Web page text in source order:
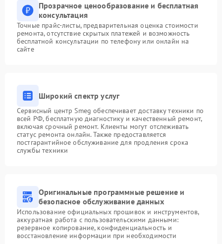
Прозрачное ценообразование и бесплатная
консультация
Точные прайс-листы, предварительная оценка стоимости
ремонта, отсутствие скрытых платежей и возможность
бесплатной консультации по телефону или онлайн на
сайте
Широкий спектр услуг
Сервисный центр Smeg обеспечивает доставку техники по
всей РФ, бесплатную диагностику и качественный ремонт,
включая срочный ремонт. Клиенты могут отслеживать
статус ремонта онлайн. Также предоставляется
постгарантийное обслуживание для продления срока
службы техники
Оригинальные программные решение и
безопасное обслуживание данных
Использование официальных прошивок и инструментов,
аккуратная работа с пользовательскими данными:
резервное копирование, конфиденциальность и
восстановление информации при необходимости